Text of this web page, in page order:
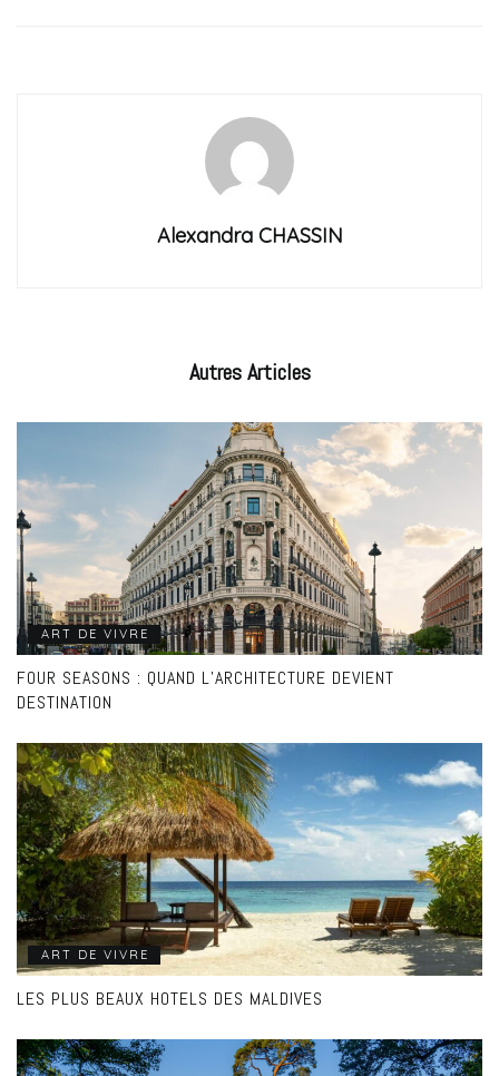
Alexandra CHASSIN
AutresArticles
ART DE VIVRE
FOUR SEASONS : QUAND L’ARCHITECTURE DEVIENT
DESTINATION
ART DE VIVRE
LES PLUS BEAUX HOTELS DES MALDIVES